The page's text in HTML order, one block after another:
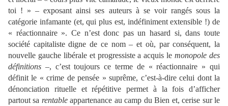
toi ! » – exposant ainsi ses auteurs à se voir rangés sous la
catégorie infamante (et, qui plus est, indéfiniment extensible !) de
« réactionnaire ». Ce n’est donc pas un hasard si, dans toute
société capitaliste digne de ce nom – et où, par conséquent, la
nouvelle gauche libérale et progressiste a acquis le monopole des
définitions –, c’est toujours ce terme de « réactionnaire » qui
définit le « crime de pensée » suprême, c’est-à-dire celui dont la
dénonciation rituelle et répétitive permet à la fois d’afficher
partout sa rentableappartenance au camp du Bien et, cerise sur le